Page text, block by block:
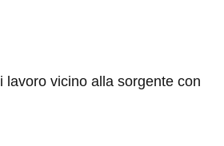
lavoro vicino alla sorgente con